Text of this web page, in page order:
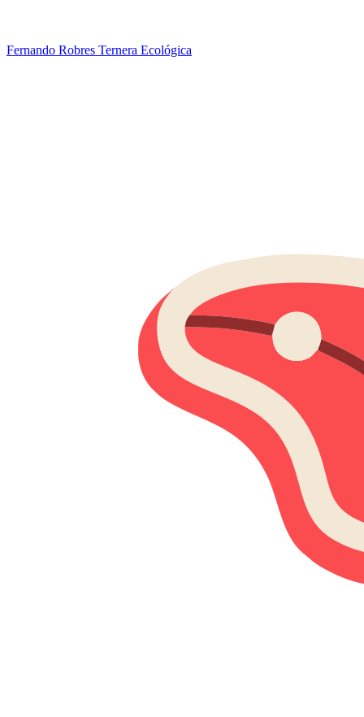
Fernando Robres Ternera Ecológica